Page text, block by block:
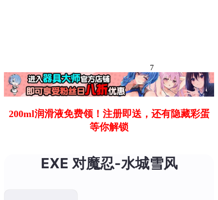
7
200ml润滑液免费领！注册即送，还有隐藏彩蛋
等你解锁
EXE 对魔忍-水城雪风